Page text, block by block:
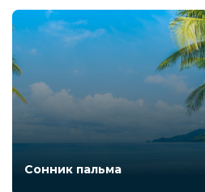
Сонник пальма